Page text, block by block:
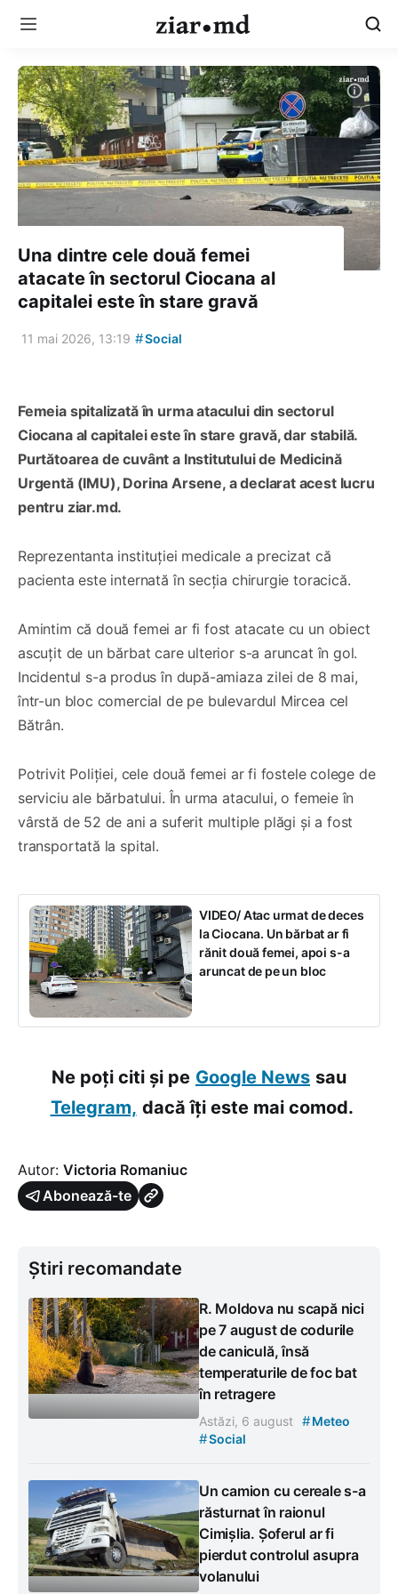
Una dintre cele două femei
atacate în sectorul Ciocana al
capitalei este în stare gravă
11 mai 2026, 13:19 #Social
Femeia spitalizată în urma atacului din sectorul
Ciocana al capitalei este în stare gravă, dar stabilă.
Purtătoarea de cuvânt a Institutului de Medicină
Urgentă (IMU), Dorina Arsene, a declarat acest lucru
pentru ziar.md.
Reprezentanta instituției medicale a precizat că
pacienta este internată în secția chirurgie toracică.
Amintim că două femei ar fi fost atacate cu un obiect
ascuțit de un bărbat care ulterior s-a aruncat în gol.
Incidentul s-a produs în după-amiaza zilei de 8 mai,
într-un bloc comercial de pe bulevardul Mircea cel
Bătrân.
Potrivit Poliției, cele două femei ar fi fostele colege de
serviciu ale bărbatului. În urma atacului, o femeie în
vârstă de 52 de ani a suferit multiple plăgi și a fost
transportată la spital.
VIDEO/ Atac urmat de deces
la Ciocana. Un bărbat ar fi
rănit două femei, apoi s-a
aruncat de pe un bloc
Ne poți citi și pe Google News sau
Telegram, dacă îți este mai comod.
Autor: Victoria Romaniuc
Abonează-te
Știri recomandate
R. Moldova nu scapă nici
pe 7 august de codurile
de caniculă, însă
temperaturile de foc bat
în retragere
Astăzi, 6 august #Meteo
#Social
Un camion cu cereale s-a
răsturnat în raionul
Cimișlia. Șoferul ar fi
pierdut controlul asupra
volanului